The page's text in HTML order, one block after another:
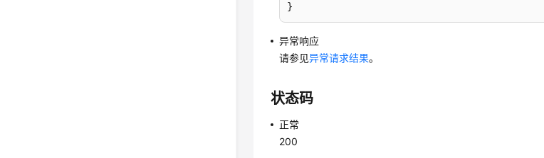
}
异常响应
请参见异常请求结果。
状态码
正常
200